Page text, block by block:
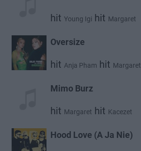
hit Young Igi hit Margaret
Oversize
hit Anja Pham hit Margaret
Mimo Burz
hit Margaret hit Kacezet
Hood Love (A Ja Nie)